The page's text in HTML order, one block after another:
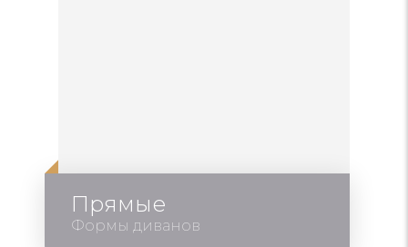
Прямые
Формы диванов